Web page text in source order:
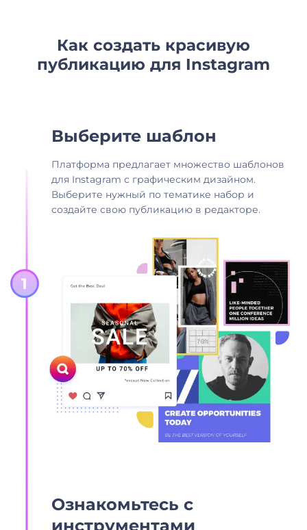
Как создать красивую
публикацию для Instagram
Выберите шаблон
Платформа предлагает множество шаблонов
для Instagram с графическим дизайном.
Выберите нужный по тематике набор и
создайте свою публикацию в редакторе.
Ознакомьтесь с
инструментами